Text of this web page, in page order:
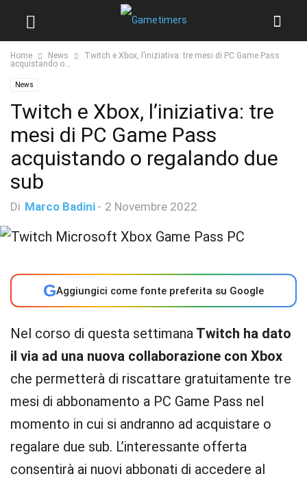
Home News
Twitch e Xbox, l’iniziativa: tre mesi di PC Game Pass
acquistando o...
News
Twitch e Xbox, l’iniziativa: tre
mesi di PC Game Pass
acquistando o regalando due
sub
Di Marco Badini - 2 Novembre 2022
GAggiungici come fonte preferita su Google
Nel corso di questa settimana Twitch ha dato
il via ad una nuova collaborazione con Xbox
che permetterà di riscattare gratuitamente tre
mesi di abbonamento a PC Game Pass nel
momento in cui si andranno ad acquistare o
regalare due sub. L’interessante offerta
consentirà ai nuovi abbonati di accedere al